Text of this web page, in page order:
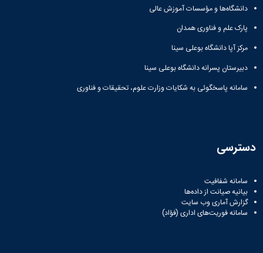
دانشگاه‌ها و مؤسسات آموزش عالی
پارک علم و فناوری همدان
مرکز آپا دانشگاه بوعلی سینا
دبیرستان پسرانه دانشگاه بوعلی سینا
سامانه پاسخگوئی به شکایات وزارت علوم، تحقیقات و فناوری
دسترسی
سامانه شفافیت
بیانیه صیانت از داده‌ها
گزارش آماری وب‌ سایت
سامانه فوریت‌های اداری (فؤاد)